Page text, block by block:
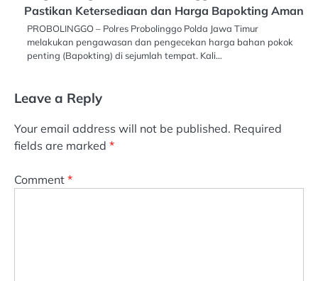
Pastikan Ketersediaan dan Harga Bapokting Aman
PROBOLINGGO – Polres Probolinggo Polda Jawa Timur
melakukan pengawasan dan pengecekan harga bahan pokok
penting (Bapokting) di sejumlah tempat. Kali…
Leave a Reply
Your email address will not be published. Required
fields are marked *
Comment *